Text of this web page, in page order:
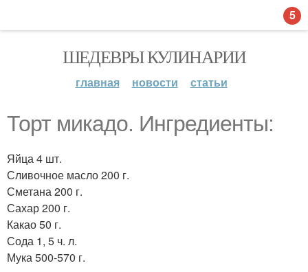
ШЕДЕВРЫ КУЛИНАРИИ
главная новости статьи
Торт микадо. Ингредиенты:
Яйца 4 шт.
Сливочное масло 200 г.
Сметана 200 г.
Сахар 200 г.
Какао 50 г.
Сода 1, 5 ч. л.
Мука 500-570 г.
5